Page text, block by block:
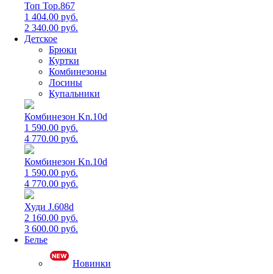
Топ Top.867
1 404.00 руб.
2 340.00 руб.
Детское
Брюки
Куртки
Комбинезоны
Лосины
Купальники
Комбинезон Kn.10d
1 590.00 руб.
4 770.00 руб.
Комбинезон Kn.10d
1 590.00 руб.
4 770.00 руб.
Худи J.608d
2 160.00 руб.
3 600.00 руб.
Белье
Новинки